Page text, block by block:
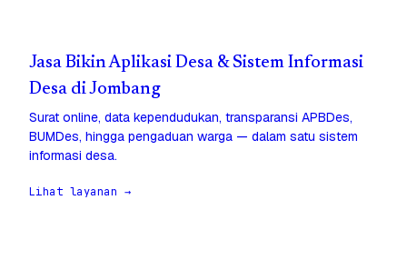
Jasa Bikin Aplikasi Desa & Sistem Informasi
Desa di Jombang
Surat online, data kependudukan, transparansi APBDes,
BUMDes, hingga pengaduan warga — dalam satu sistem
informasi desa.
Lihat layanan →